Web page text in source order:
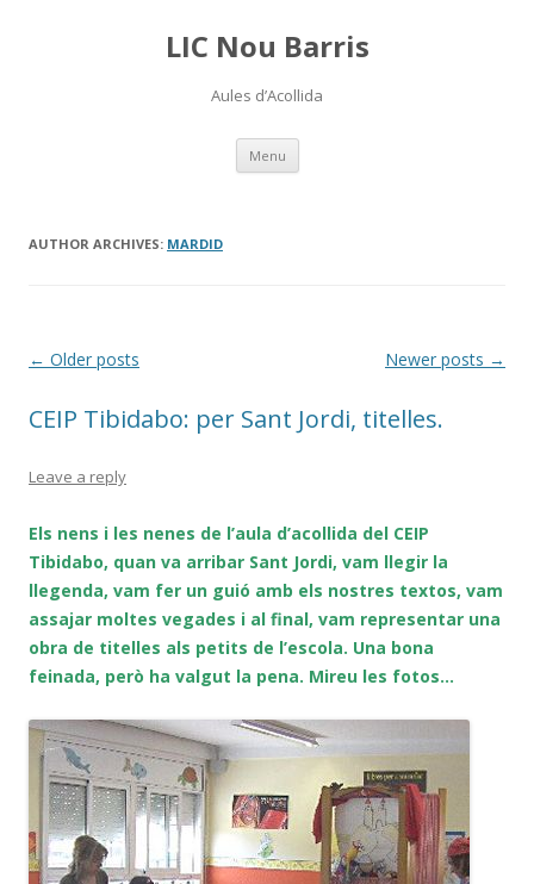
LIC Nou Barris
Aules d’Acollida
Menu Skip
content
AUTHOR ARCHIVES: MARDID
Post
← Older posts Newer posts →
CEIP Tibidabo: per Sant Jordi, titelles.
Leave a reply
Els nens i les nenes de l’aula d’acollida del CEIP
Tibidabo, quan va arribar Sant Jordi, vam llegir la
llegenda, vam fer un guió amb els nostres textos, vam
assajar moltes vegades i al final, vam representar una
obra de titelles als petits de l’escola. Una bona
feinada, però ha valgut la pena. Mireu les fotos…